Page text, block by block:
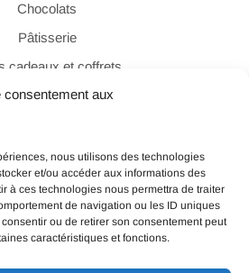
consentement aux
nous utilisons des technologies
et/ou accéder aux informations des
à ces technologies nous permettra de traiter
de navigation ou les ID uniques
ou de retirer son consentement peut
caractéristiques et fonctions.
Chocolats
Pâtisserie
cadeaux et coffrets
SÉCURISÉ